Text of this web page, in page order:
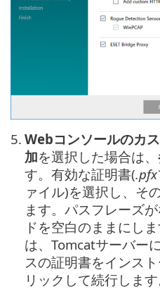
5. Webコンソールのカ
加を選択した場合は、
す。有効な証明書(.pfx
ァイル)を選択し、そ
ます。パスフレーズ
ドを空白のままにし
は、Tomcatサーバー
スの証明書をインスト
リックして続行します